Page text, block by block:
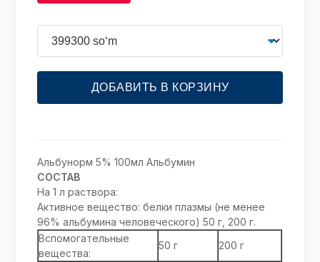
ДОБАВИТЬ В КОРЗИНУ
Альбунорм 5% 100мл Альбумин
СОСТАВ
На 1 л раствора:
Активное вещество: белки плазмы (не менее
96% альбумина человеческого) 50 г, 200 г.
Вспомогательные
вещества:
50 г 200 г